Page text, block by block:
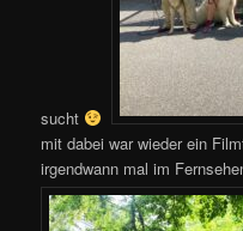
sucht
mit dabei war wieder ein
irgendwann mal im